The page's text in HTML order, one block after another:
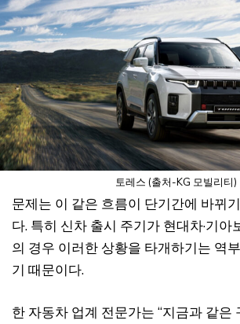
토레스 (출처-KG 모빌리티)
문제는 이 같은 흐름이 단기간에 바뀌
다. 특히 신차 출시 주기가 현대차·기아
의 경우 이러한 상황을 타개하기는 역
기 때문이다.
한 자동차 업계 전문가는 “지금과 같은